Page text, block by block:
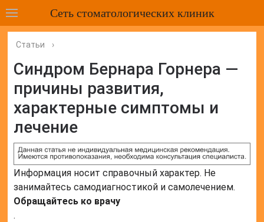
Сеть стоматологических клиник
Статьи ›
Cиндром Бернара Горнера —
причины развития,
характерные симптомы и
лечение
Информация носит справочный характер. Не
занимайтесь самодиагностикой и самолечением.
Обращайтесь ко врачу
.